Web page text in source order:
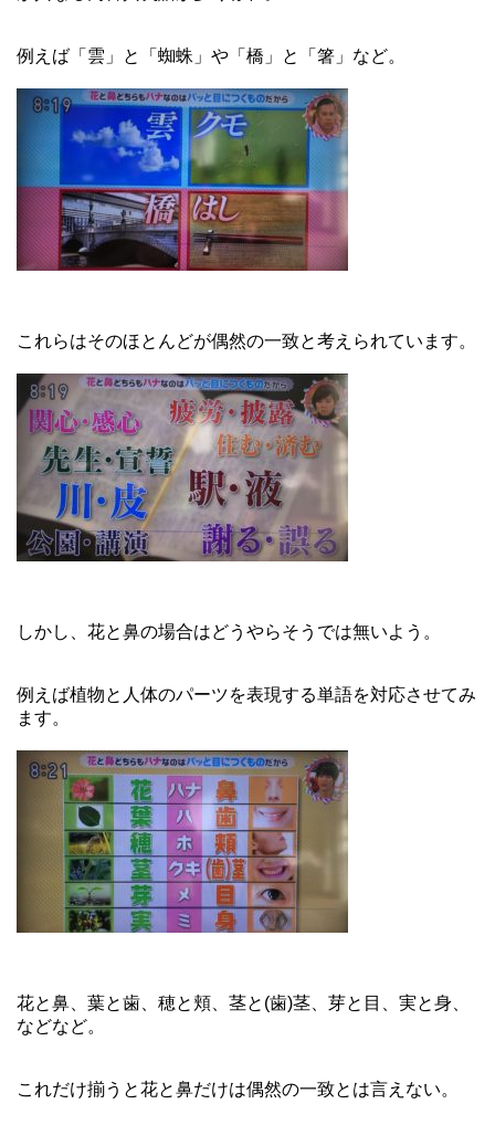
例えば「雲」と「蜘蛛」や「橋」と「箸」など。
これらはそのほとんどが偶然の一致と考えられています。
しかし、花と鼻の場合はどうやらそうでは無いよう。
例えば植物と人体のパーツを表現する単語を対応させてみ
ます。
花と鼻、葉と歯、穂と頬、茎と(歯)茎、芽と目、実と身、
などなど。
これだけ揃うと花と鼻だけは偶然の一致とは言えない。